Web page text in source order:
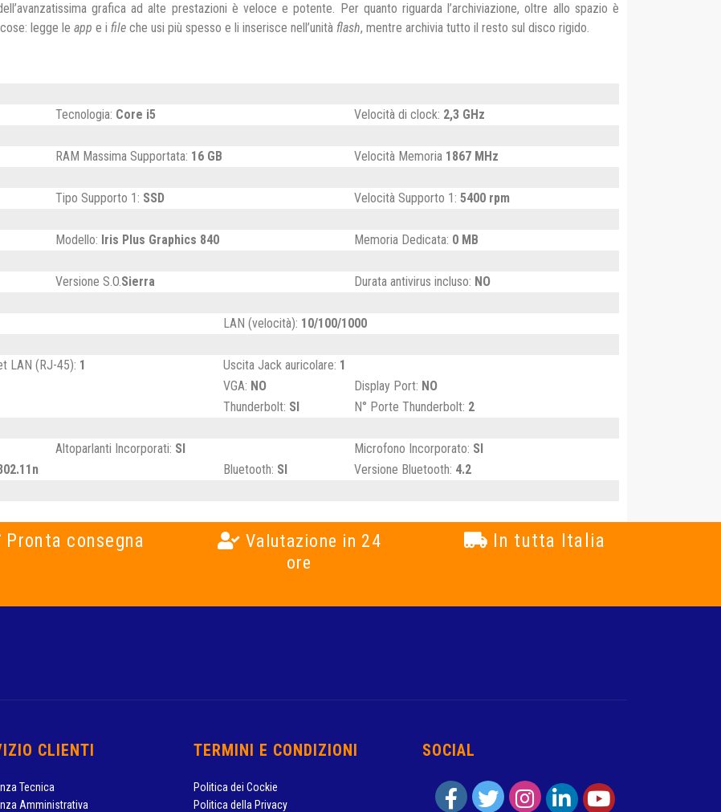
grafica ad alte prestazioni è veloce e potente. Per quanto riguarda l’archiviazione, oltre allo spazio è
legge le app e i file che usi più spesso e li inserisce nell’unità flash, mentre archivia tutto il resto sul disco rigido.
Tecnologia: Core i5 Velocità di clock: 2,3 GHz
RAM Massima Supportata: 16 GB Velocità Memoria 1867 MHz
Tipo Supporto 1: SSD Velocità Supporto 1: 5400 rpm
Modello: Iris Plus Graphics 840 Memoria Dedicata: 0 MB
Versione S.O.Sierra Durata antivirus incluso: NO
LAN (velocità): 10/100/1000
LAN (RJ-45): 1 Uscita Jack auricolare: 1
VGA: NO Display Port: NO
Thunderbolt: SI N° Porte Thunderbolt: 2
Altoparlanti Incorporati: SI Microfono Incorporato: SI
Bluetooth: SI Versione Bluetooth: 4.2
Pronta consegna
Valutazione in 24
ore
In tutta Italia
CLIENTI
Tecnica
Amministrativa
TERMINI E CONDIZIONI
Politica dei Cockie
Politica della Privacy
SOCIAL